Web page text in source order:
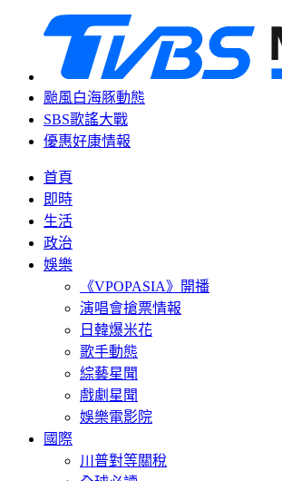
颱風白海豚動態
SBS歌謠大戰
優惠好康情報
首頁
即時
生活
政治
娛樂
《VPOPASIA》開播
演唱會搶票情報
日韓爆米花
歌手動態
綜藝星聞
戲劇星聞
娛樂電影院
國際
川普對等關稅